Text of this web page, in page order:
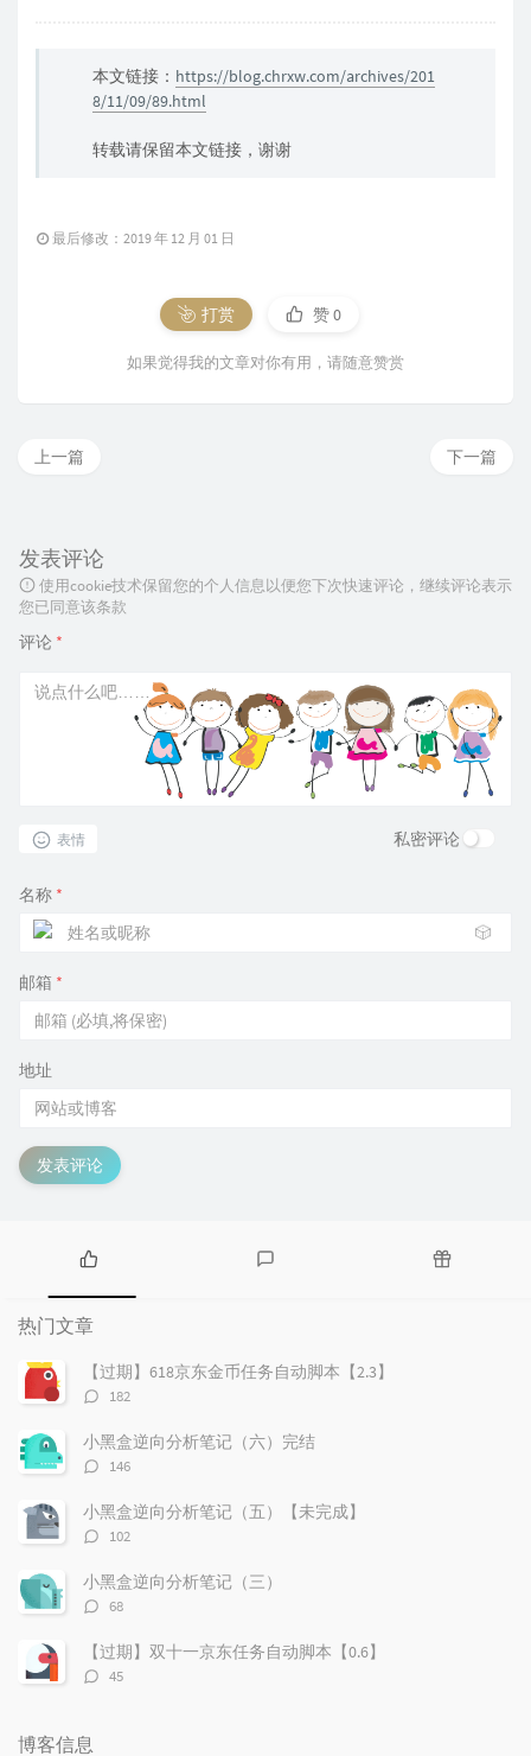
本文链接： https://blog.chrxw.com/archives/201
8/11/09/89.html
转载请保留本文链接，谢谢
最后修改：2019 年 12 月 01 日
打赏 赞0
如果觉得我的文章对你有用，请随意赞赏
下一篇
上一篇
发表评论
使用cookie技术保留您的个人信息以便您下次快速评论，继续评论表示
您已同意该条款
评论 *
表情 私密评论
名称 *
🎲
邮箱 *
地址
发表评论
热
门
文
章
论
热门文章
【过期】618京东金币任务自动脚本【2.3】
评
数：
182
小黑盒逆向分析笔记（六）完结
评
数：
146
小黑盒逆向分析笔记（五）【未完成】
评
数：
102
小黑盒逆向分析笔记（三）
评
数：
68
【过期】双十一京东任务自动脚本【0.6】
评
45
博客信息